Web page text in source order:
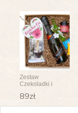
Zestaw
Czekoladki i
zawieszką do
89zł